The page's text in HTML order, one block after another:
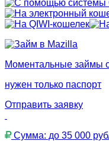
Моментальные займы
нужен только паспорт
Отправить заявку
Сумма: до 35 000